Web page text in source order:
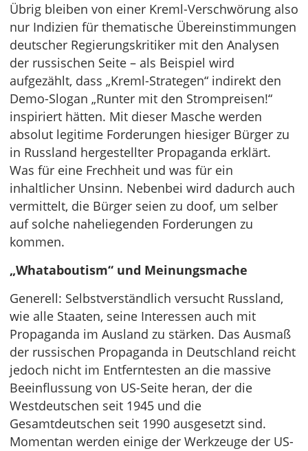
Übrig bleiben von einer Kreml-Verschwörung also
nur Indizien für thematische Übereinstimmungen
deutscher Regierungskritiker mit den Analysen
der russischen Seite – als Beispiel wird
aufgezählt, dass „Kreml-Strategen“ indirekt den
Demo-Slogan „Runter mit den Strompreisen!“
inspiriert hätten. Mit dieser Masche werden
absolut legitime Forderungen hiesiger Bürger zu
in Russland hergestellter Propaganda erklärt.
Was für eine Frechheit und was für ein
inhaltlicher Unsinn. Nebenbei wird dadurch auch
vermittelt, die Bürger seien zu doof, um selber
auf solche naheliegenden Forderungen zu
kommen.
„Whataboutism“ und Meinungsmache
Generell: Selbstverständlich versucht Russland,
wie alle Staaten, seine Interessen auch mit
Propaganda im Ausland zu stärken. Das Ausmaß
der russischen Propaganda in Deutschland reicht
jedoch nicht im Entferntesten an die massive
Beeinflussung von US-Seite heran, der die
Westdeutschen seit 1945 und die
Gesamtdeutschen seit 1990 ausgesetzt sind.
Momentan werden einige der Werkzeuge der US-